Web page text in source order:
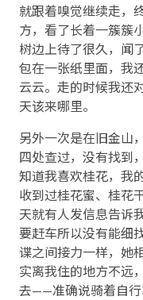
就跟着嗅觉继续走，
方，看了长着一簇簇
树边上待了很久，闻
包在一张纸里面，我
云云。走的时候我还
天该来哪里。
另外一次是在旧金山
四处查过，没有找到
知道我喜欢桂花，我
收到过桂花蜜、桂花
天就有人发信息告诉
要赶车所以没有能细
谍之间接力一样，她
实离我住的地方不远
去——准确说骑着自